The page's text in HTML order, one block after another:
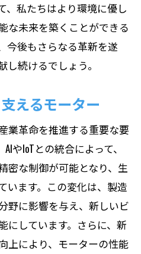
、私たちはより環境に優し
な未来を築くことができる
今後もさらなる革新を遂
続けるでしょう。
えるモーター
業革命を推進する重要な要
やIoTとの統合によって、
密な制御が可能となり、生
います。この変化は、製造
野に影響を与え、新しいビ
にしています。さらに、新
上により、モーターの性能